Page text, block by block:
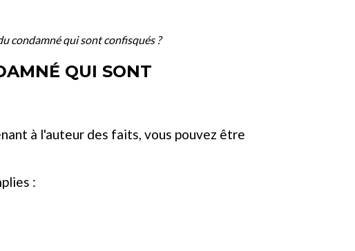
condamné qui sont confisqués ?
QUI SONT
à l'auteur des faits, vous pouvez être
: